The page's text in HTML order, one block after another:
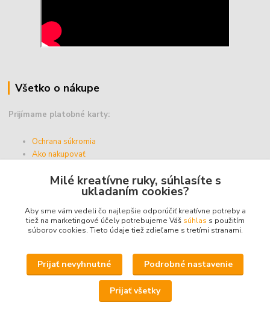
Všetko o nákupe
Prijímame platobné karty:
Ochrana súkromia
Ako nakupovať
Doprava a platba
Obchodné podmienky
Upravit sběr cookies.
© 2025 - ABZ Trio, s.r.o. - kreativneruky.sk, All Rights Reserved.
Icons made byFreepikfromwww.flaticon.com
Milé kreatívne ruky, súhlasíte s
ukladaním cookies?
Aby sme vám vedeli čo najlepšie odporúčiť kreatívne potreby a
tiež na marketingové účely potrebujeme Váš súhlas s použitím
súborov cookies. Tieto údaje tiež zdieľame s tretími stranami.
Prijať nevyhnutné Podrobné nastavenie
Prijať všetky